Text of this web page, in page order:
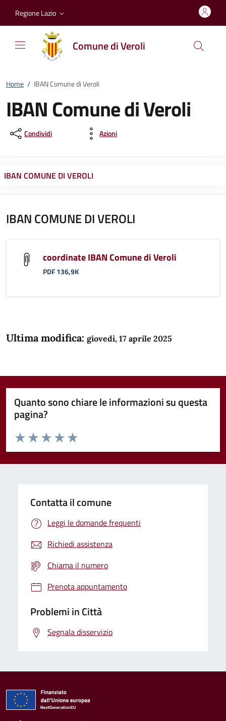
Regione Lazio
Comune di Veroli
Home / IBAN Comune di Veroli
IBAN Comune di Veroli
Condividi Azioni
IBAN COMUNE DI VEROLI
IBAN COMUNE DI VEROLI
coordinate IBAN Comune di Veroli
PDF 136,9K
Ultima modifica: giovedì, 17 aprile 2025
Quanto sono chiare le informazioni su questa
pagina?
Domanda
Valuta da 1 a 5 stelle la pagina
Valuta 5 stelle su 5
Valuta 4 stelle su 5
Valuta 3 stelle su 5
Valuta 2 stelle su 5
Valuta 1 stelle su 5
Contatta il comune
Leggi le domande frequenti
Richiedi assistenza
Chiama il numero
Prenota appuntamento
Problemi in Città
Segnala disservizio